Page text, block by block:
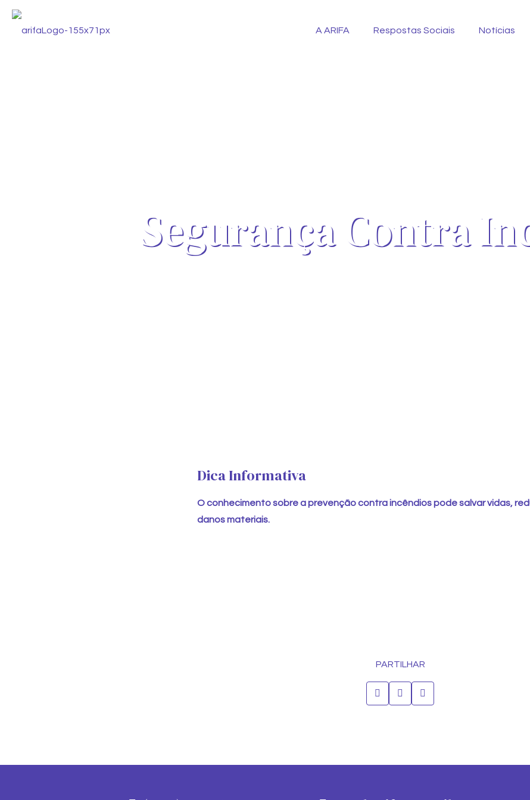
A ARIFA Respostas Sociais Notícias
Segurança Contra
Dica Informativa
O conhecimento sobre a prevenção contra incêndios pode salvar vidas,
danos materiais.
PARTILHAR